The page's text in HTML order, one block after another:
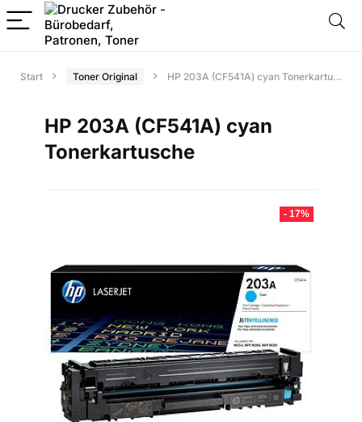
Start Toner Original HP 203A (CF541A) cyan Tonerkartusche
HP 203A (CF541A) cyan
Tonerkartusche
- 17%